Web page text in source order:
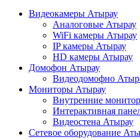
Видеокамеры Атырау
Аналоговые Атырау
WiFi камеры Атырау
IP камеры Атырау
HD камеры Атырау
Домофон Атырау
Видеодомофно
Мониторы Атырау
Внутренние
Интерактивная
Видеостена Атырау
Сетевое оборудование